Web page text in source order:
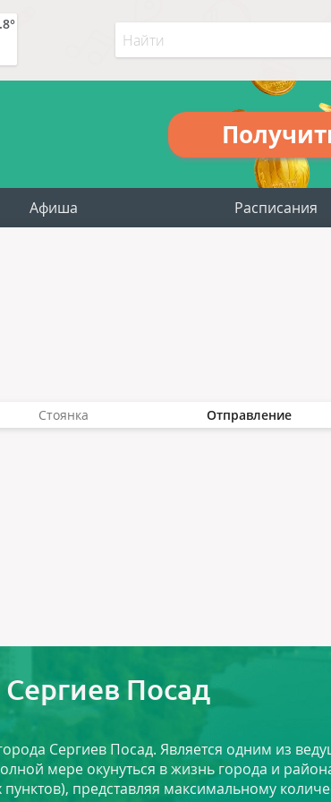
Афиша Расписания
Стоянка Отправление
Сергиев Посад
Сергиев Посад. Является одним из
мере окунуться в жизнь города и
представляя максимальному